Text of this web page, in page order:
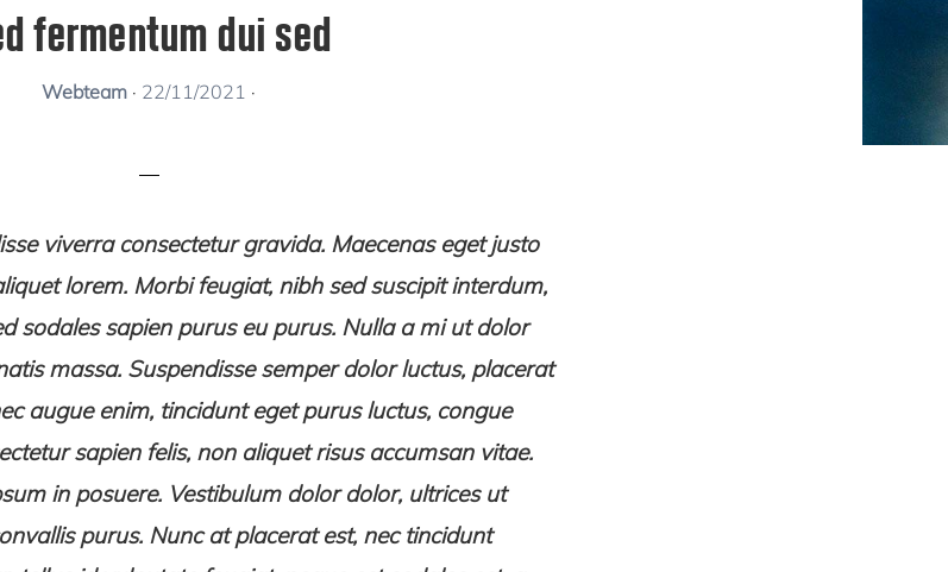
fermentum dui sed
Webteam · 22/11/2021 ·
viverra consectetur gravida. Maecenas eget justo
lorem. Morbi feugiat, nibh sed suscipit interdum,
sodales sapien purus eu purus. Nulla a mi ut dolor
massa. Suspendisse semper dolor luctus, placerat
augue enim, tincidunt eget purus luctus, congue
sapien felis, non aliquet risus accumsan vitae.
in posuere. Vestibulum dolor dolor, ultrices ut
purus. Nunc at placerat est, nec tincidunt